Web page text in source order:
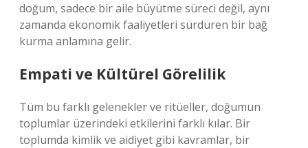
doğum, sadece bir aile büyütme süreci değil, aynı
zamanda ekonomik faaliyetleri sürdüren bir bağ
kurma anlamına gelir.
Empati ve Kültürel Görelilik
Tüm bu farklı gelenekler ve ritüeller, doğumun
toplumlar üzerindeki etkilerini farklı kılar. Bir
toplumda kimlik ve aidiyet gibi kavramlar, bir